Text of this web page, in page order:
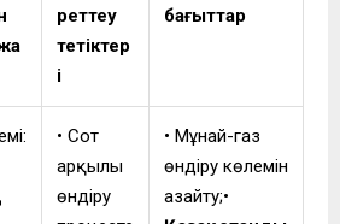
реттеу
тетіктер
і
бағыттар
• Сот
арқылы
өндіру
• Мұнай-газ
өндіру көлемін
азайту;•